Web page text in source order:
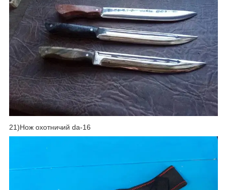
21)Нож охотничий da-16